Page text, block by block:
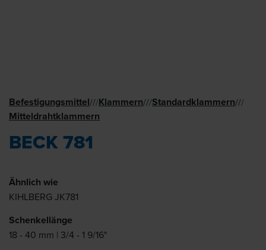
Befestigungsmittel///Klammern///Standard­klammern///
Mitteldrahtklammern
BECK 781
Ähnlich wie
KIHLBERG JK781
Schenkellänge
18 - 40 mm | 3/4 - 1 9/16"